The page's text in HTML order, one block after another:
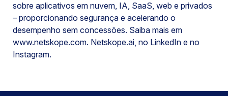
sobre aplicativos em nuvem, IA, SaaS, web e privados
– proporcionando segurança e acelerando o
desempenho sem concessões. Saiba mais em
www.netskope.com. Netskope.ai, no LinkedIn e no
Instagram.